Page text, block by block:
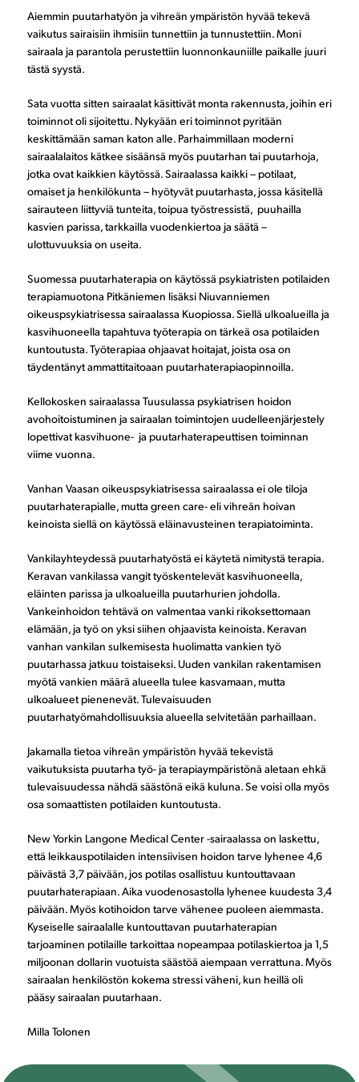
Aiemmin puutarhatyön ja vihreän ympäristön hyvää tekevä
vaikutus sairaisiin ihmisiin tunnettiin ja tunnustettiin. Moni
sairaala ja parantola perustettiin luonnonkauniille paikalle juuri
tästä syystä.
Sata vuotta sitten sairaalat käsittivät monta rakennusta, joihin eri
toiminnot oli sijoitettu. Nykyään eri toiminnot pyritään
keskittämään saman katon alle. Parhaimmillaan moderni
sairaalalaitos kätkee sisäänsä myös puutarhan tai puutarhoja,
jotka ovat kaikkien käytössä. Sairaalassa kaikki – potilaat,
omaiset ja henkilökunta – hyötyvät puutarhasta, jossa käsitellä
sairauteen liittyviä tunteita, toipua työstressistä, puuhailla
kasvien parissa, tarkkailla vuodenkiertoa ja säätä –
ulottuvuuksia on useita.
Suomessa puutarhaterapia on käytössä psykiatristen potilaiden
terapiamuotona Pitkäniemen lisäksi Niuvanniemen
oikeuspsykiatrisessa sairaalassa Kuopiossa. Siellä ulkoalueilla ja
kasvihuoneella tapahtuva työterapia on tärkeä osa potilaiden
kuntoutusta. Työterapiaa ohjaavat hoitajat, joista osa on
täydentänyt ammattitaitoaan puutarhaterapiaopinnoilla.
Kellokosken sairaalassa Tuusulassa psykiatrisen hoidon
avohoitoistuminen ja sairaalan toimintojen uudelleenjärjestely
lopettivat kasvihuone- ja puutarhaterapeuttisen toiminnan
viime vuonna.
Vanhan Vaasan oikeuspsykiatrisessa sairaalassa ei ole tiloja
puutarhaterapialle, mutta green care- eli vihreän hoivan
keinoista siellä on käytössä eläinavusteinen terapiatoiminta.
Vankilayhteydessä puutarhatyöstä ei käytetä nimitystä terapia.
Keravan vankilassa vangit työskentelevät kasvihuoneella,
eläinten parissa ja ulkoalueilla puutarhurien johdolla.
Vankeinhoidon tehtävä on valmentaa vanki rikoksettomaan
elämään, ja työ on yksi siihen ohjaavista keinoista. Keravan
vanhan vankilan sulkemisesta huolimatta vankien työ
puutarhassa jatkuu toistaiseksi. Uuden vankilan rakentamisen
myötä vankien määrä alueella tulee kasvamaan, mutta
ulkoalueet pienenevät. Tulevaisuuden
puutarhatyömahdollisuuksia alueella selvitetään parhaillaan.
Jakamalla tietoa vihreän ympäristön hyvää tekevistä
vaikutuksista puutarha työ- ja terapiaympäristönä aletaan ehkä
tulevaisuudessa nähdä säästönä eikä kuluna. Se voisi olla myös
osa somaattisten potilaiden kuntoutusta.
New Yorkin Langone Medical Center -sairaalassa on laskettu,
että leikkauspotilaiden intensiivisen hoidon tarve lyhenee 4,6
päivästä 3,7 päivään, jos potilas osallistuu kuntouttavaan
puutarhaterapiaan. Aika vuodenosastolla lyhenee kuudesta 3,4
päivään. Myös kotihoidon tarve vähenee puoleen aiemmasta.
Kyseiselle sairaalalle kuntouttavan puutarhaterapian
tarjoaminen potilaille tarkoittaa nopeampaa potilaskiertoa ja 1,5
miljoonan dollarin vuotuista säästöä aiempaan verrattuna. Myös
sairaalan henkilöstön kokema stressi väheni, kun heillä oli
pääsy sairaalan puutarhaan.
Milla Tolonen